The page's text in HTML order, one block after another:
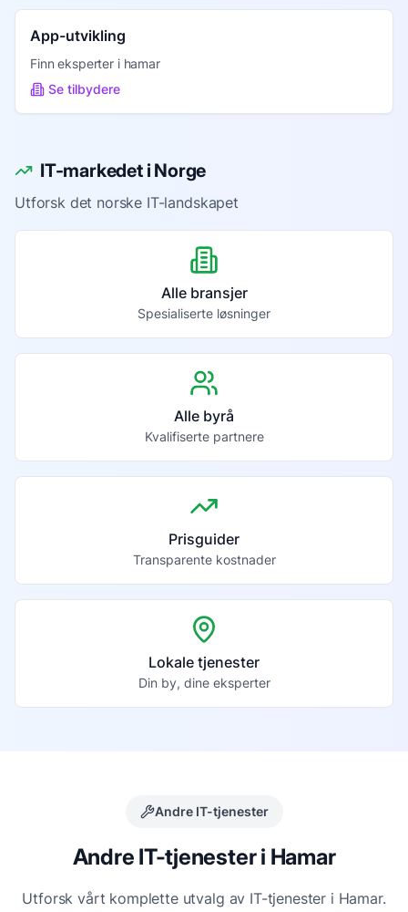
App-utvikling
Finn eksperter i hamar
Se tilbydere
IT-markedet i Norge
Utforsk det norske IT-landskapet
Alle bransjer
Spesialiserte løsninger
Alle byrå
Kvalifiserte partnere
Prisguider
Transparente kostnader
Lokale tjenester
Din by, dine eksperter
Andre IT-tjenester
Andre IT-tjenester i Hamar
Utforsk vårt komplette utvalg av IT-tjenester i Hamar.